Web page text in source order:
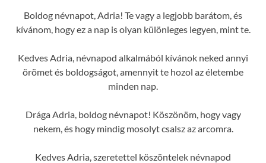
Boldog névnapot, Adria! Te vagy a legjobb barátom, és
kívánom, hogy ez a nap is olyan különleges legyen, mint te.
Kedves Adria, névnapod alkalmából kívánok neked annyi
örömet és boldogságot, amennyit te hozol az életembe
minden nap.
Drága Adria, boldog névnapot! Köszönöm, hogy vagy
nekem, és hogy mindig mosolyt csalsz az arcomra.
Kedves Adria, szeretettel köszöntelek névnapod